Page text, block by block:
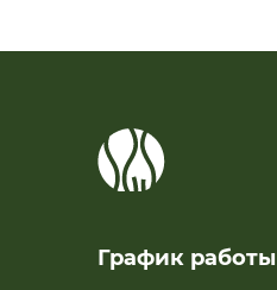
График работы